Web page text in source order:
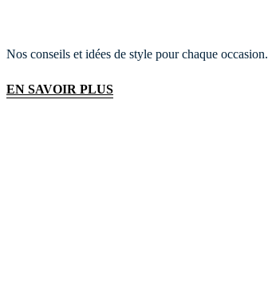
Nos conseils et idées de style pour chaque occasion.
EN SAVOIR PLUS